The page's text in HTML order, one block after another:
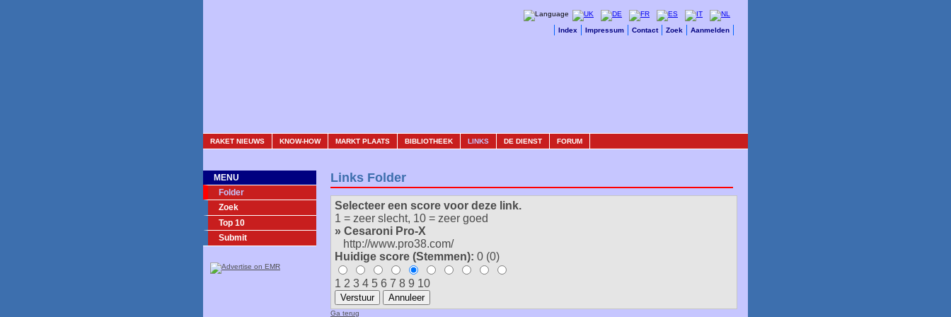
Index Impressum Contact Zoek Aanmelden
RAKET NIEUWS KNOW-HOW MARKT PLAATS BIBLIOTHEEK LINKS DE DIENST FORUM
MENU
Folder
Zoek
Top 10
Submit
Links Folder
Selecteer een score voor deze link.
1 = zeer slecht, 10 = zeer goed
» Cesaroni Pro-X
http://www.pro38.com/
Huidige score (Stemmen): 0 (0)
1 2 3 4 5 6 7 8 9 10
Ga terug